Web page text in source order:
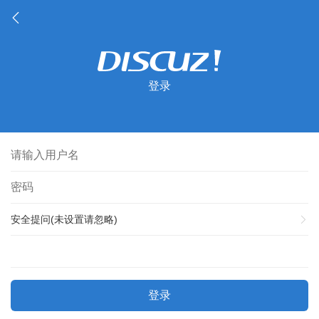
登录
安全提问(未设置请忽略)
登录